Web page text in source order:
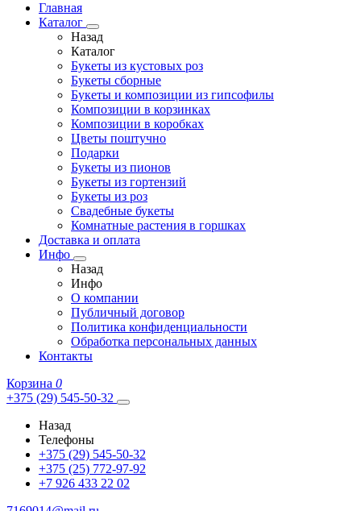
Главная
Каталог
Назад
Каталог
Букеты из кустовых роз
Букеты сборные
Букеты и композиции из гипсофилы
Композиции в корзинках
Композиции в коробках
Цветы поштучно
Подарки
Букеты из пионов
Букеты из гортензий
Букеты из роз
Свадебные букеты
Комнатные растения в горшках
Доставка и оплата
Инфо
Назад
Инфо
О компании
Публичный договор
Политика конфиденциальности
Обработка персональных данных
Контакты
Корзина 0
+375 (29) 545-50-32
Назад
Телефоны
+375 (29) 545-50-32
+375 (25) 772-97-92
+7 926 433 22 02